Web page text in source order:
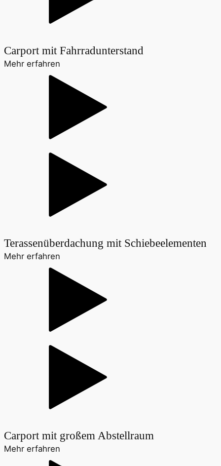
Carport mit Fahrradunterstand
Mehr erfahren
Terassenüberdachung mit Schiebeelementen
Mehr erfahren
Carport mit großem Abstellraum
Mehr erfahren